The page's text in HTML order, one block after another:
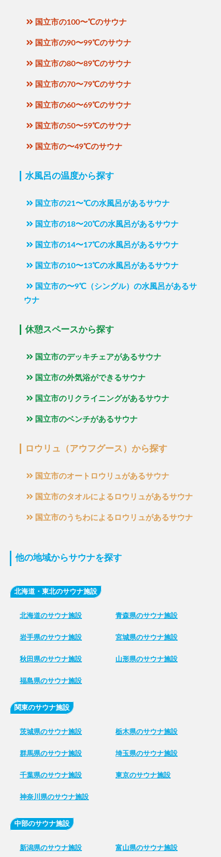
国立市の100〜℃のサウナ
国立市の90〜99℃のサウナ
国立市の80〜89℃のサウナ
国立市の70〜79℃のサウナ
国立市の60〜69℃のサウナ
国立市の50〜59℃のサウナ
国立市の〜49℃のサウナ
水風呂の温度から探す
国立市の21〜℃の水風呂があるサウナ
国立市の18〜20℃の水風呂があるサウナ
国立市の14〜17℃の水風呂があるサウナ
国立市の10〜13℃の水風呂があるサウナ
国立市の〜9℃（シングル）の水風呂があるサ
ウナ
休憩スペースから探す
国立市のデッキチェアがあるサウナ
国立市の外気浴ができるサウナ
国立市のリクライニングがあるサウナ
国立市のベンチがあるサウナ
ロウリュ（アウフグース）から探す
国立市のオートロウリュがあるサウナ
国立市のタオルによるロウリュがあるサウナ
国立市のうちわによるロウリュがあるサウナ
他の地域からサウナを探す
北海道・東北のサウナ施設
北海道のサウナ施設 青森県のサウナ施設
岩手県のサウナ施設 宮城県のサウナ施設
秋田県のサウナ施設 山形県のサウナ施設
福島県のサウナ施設
関東のサウナ施設
茨城県のサウナ施設 栃木県のサウナ施設
群馬県のサウナ施設 埼玉県のサウナ施設
千葉県のサウナ施設 東京のサウナ施設
神奈川県のサウナ施設
中部のサウナ施設
新潟県のサウナ施設 富山県のサウナ施設